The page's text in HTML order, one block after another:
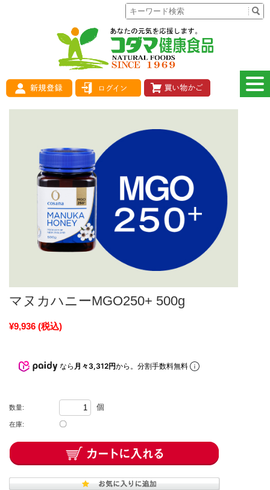
マヌカハニーMGO250+ 500g
¥9,936 (税込)
なら 月々3,312円から。分割手数料無料
数量: 個
在庫: 〇